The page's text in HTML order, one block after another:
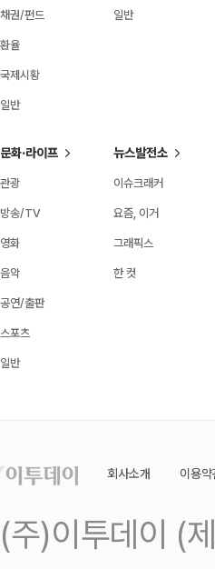
채권/펀드
환율
국제시황
일반
일반
문화·라이프
관광
방송/TV
영화
음악
공연/출판
스포츠
일반
뉴스발전소
이슈크래커
요즘, 이거
그래픽스
한 컷
회사소개 이용약
(주)이투데이 (